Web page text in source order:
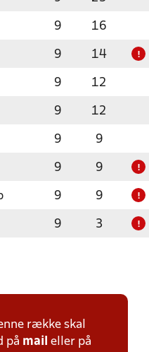
9 16
9 14 !
9 12
9 12
9 9
9 9 !
9 9 !
9 3 !
række skal
på mail eller på